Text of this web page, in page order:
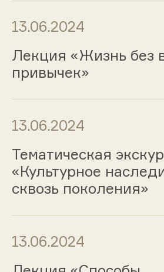
13.06.2024
Лекция «Жизнь без
привычек»
13.06.2024
Тематическая
«Культурное
сквозь поколения»
13.06.2024